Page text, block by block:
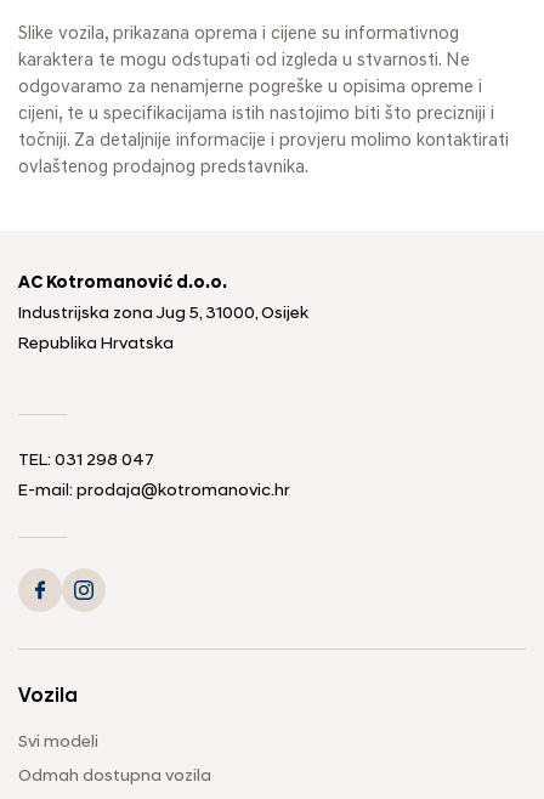
Slike vozila, prikazana oprema i cijene su informativnog
karaktera te mogu odstupati od izgleda u stvarnosti. Ne
odgovaramo za nenamjerne pogreške u opisima opreme i
cijeni, te u specifikacijama istih nastojimo biti što precizniji i
točniji. Za detaljnije informacije i provjeru molimo kontaktirati
ovlaštenog prodajnog predstavnika.
AC Kotromanović d.o.o.
Industrijska zona Jug 5, 31000, Osijek
Republika Hrvatska
TEL: 031 298 047
E-mail: prodaja@kotromanovic.hr
Vozila
Svi modeli
Odmah dostupna vozila